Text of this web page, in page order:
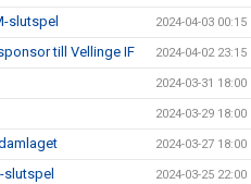
slutspel 2024-04-03 00:15
till Vellinge IF 2024-04-02 23:15
2024-03-31 18:00
2024-03-29 18:00
2024-03-27 18:00
slutspel 2024-03-25 22:00